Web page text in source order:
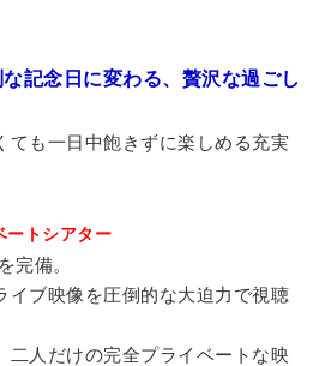
記念日に変わる、贅沢な過ごし
ても一日中飽きずに楽しめる充実
ートシアター
完備。
イブ映像を圧倒的な大迫力で視聴
二人だけの完全プライベートな映